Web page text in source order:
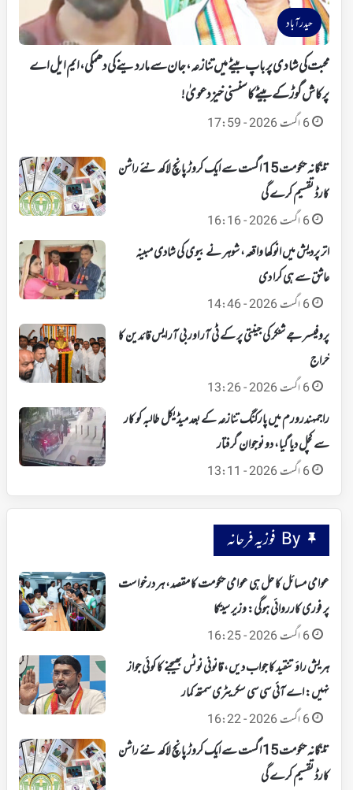
حیدرآباد
محبت کی شادی پر باپ بیٹے میں تنازعہ، جان سے ماردینے کی دھمکی، ایم ایل اے
پرکاش گوڑ کے بیٹے کا سنسنی خیز دعویٰ!
6 اگست 2026 - 17:59
تلنگانہ حکومت 15 اگست سے ایک کروڑ پانچ لاکھ نئے راشن
کارڈ تقسیم کرے گی
6 اگست 2026 - 16:16
اتر پردیش میں انوکھا واقعہ، شوہر نے بیوی کی شادی مبینہ
عاشق سے ہی کرا دی
6 اگست 2026 - 14:46
پروفیسر جے شنکر کی جینتی پر کے ٹی آر اور بی آر ایس قائدین کا
خراج
6 اگست 2026 - 13:26
راجمہندرورم میں پارکنگ تنازعہ کے بعد میڈیکل طالبہ کو کار
سے کچل دیا گیا، دو نوجوان گرفتار
6 اگست 2026 - 13:11
By فوزیہ فرحانہ
عوامی مسائل کا حل ہی عوامی حکومت کا مقصد، ہر درخواست
پر فوری کارروائی ہوگی: وزیر سیتکا
6 اگست 2026 - 16:25
ہریش راؤ تنقید کا جواب دیں، قانونی نوٹس بھیجنے کا کوئی جواز
نہیں: اے آئی سی سی سکریٹری سمتھ کمار
6 اگست 2026 - 16:22
تلنگانہ حکومت 15 اگست سے ایک کروڑ پانچ لاکھ نئے راشن
کارڈ تقسیم کرے گی